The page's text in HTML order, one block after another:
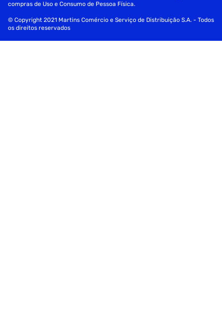
compras de Uso e Consumo de Pessoa Física.
© Copyright 2021 Martins Comércio e Serviço de Distribuição S.A. - Todos
os direitos reservados